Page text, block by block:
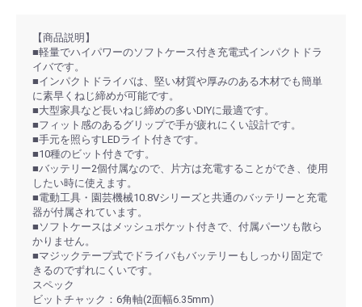
【商品説明】
■軽量でハイパワーのソフトケース付き充電式インパクトドラ
イバです。
■インパクトドライバは、堅い材質や厚みのある木材でも簡単
に素早くねじ締めが可能です。
■大型家具など長いねじ締めの多いDIYに最適です。
■フィット感のあるグリップで手が疲れにくい設計です。
■手元を照らすLEDライト付きです。
■10種のビット付きです。
■バッテリー2個付属なので、片方は充電することができ、使用
したい時に使えます。
■電動工具・園芸機械10.8Vシリーズと共通のバッテリーと充電
器が付属されています。
■ソフトケースはメッシュポケット付きで、付属パーツも散ら
かりません。
■マジックテープ式でドライバもバッテリーもしっかり固定で
きるのでずれにくいです。
スペック
ビットチャック：6角軸(2面幅6.35mm)